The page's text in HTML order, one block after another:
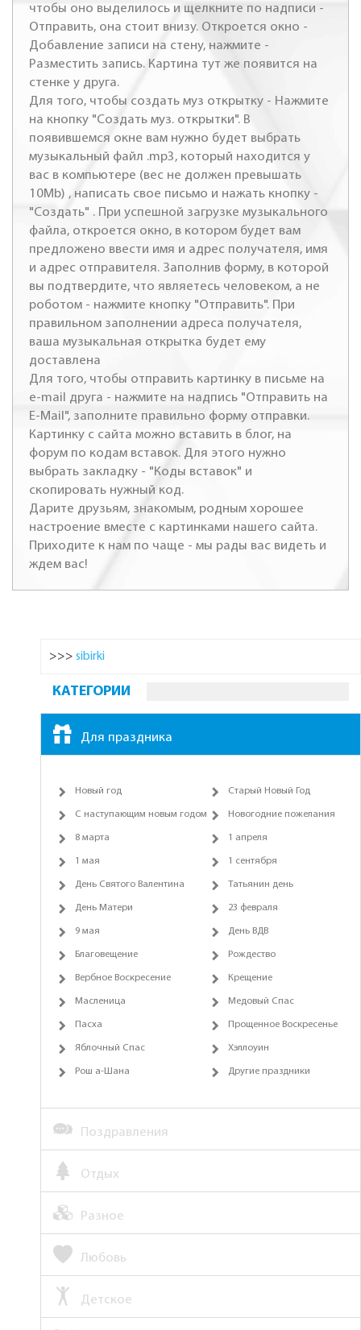
чтобы оно выделилось и щелкните по надписи -
Отправить, она стоит внизу. Откроется окно -
Добавление записи на стену, нажмите -
Разместить запись. Картина тут же появится на
стенке у друга.
Для того, чтобы создать муз открытку - Нажмите
на кнопку "Создать муз. открытки". В
появившемся окне вам нужно будет выбрать
музыкальный файл .mp3, который находится у
вас в компьютере (вес не должен превышать
10Mb) , написать свое письмо и нажать кнопку -
"Создать" . При успешной загрузке музыкального
файла, откроется окно, в котором будет вам
предложено ввести имя и адрес получателя, имя
и адрес отправителя. Заполнив форму, в которой
вы подтвердите, что являетесь человеком, а не
роботом - нажмите кнопку "Отправить". При
правильном заполнении адреса получателя,
ваша музыкальная открытка будет ему
доставлена
Для того, чтобы отправить картинку в письме на
e-mail друга - нажмите на надпись "Отправить на
E-Mail", заполните правильно форму отправки.
Картинку с сайта можно вставить в блог, на
форум по кодам вставок. Для этого нужно
выбрать закладку - "Коды вставок" и
скопировать нужный код.
Дарите друзьям, знакомым, родным хорошее
настроение вместе с картинками нашего сайта.
Приходите к нам по чаще - мы рады вас видеть и
ждем вас!
>>> sibirki
КАТЕГОРИИ
Для праздника
Новый год Старый Новый Год
С наступающим новым годом Новогодние пожелания
8 марта 1 апреля
1 мая 1 сентября
День Святого Валентина Татьянин день
День Матери 23 февраля
9 мая День ВДВ
Благовещение Рождество
Вербное Воскресение Крещение
Масленица Медовый Спас
Пасха Прощенное Воскресенье
Яблочный Спас Хэллоуин
Рош а-Шана Другие праздники
Поздравления
Отдых
Разное
Любовь
Детское